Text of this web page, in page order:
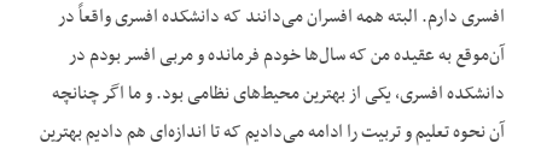
افسری دارم. البته همه افسران می‌دانند که دانشکده افسری واقعاً در
آن‌موقع به عقیده من که سال‌ها خودم فرمانده و مربی افسر بودم در
دانشکده افسری، یکی از بهترین محیط‌‌های نظامی بود. و ما اگر چنانچه
آن نحوه تعلیم و تربیت را ادامه می‌دادیم که تا اندازه‌ای هم دادیم بهترین